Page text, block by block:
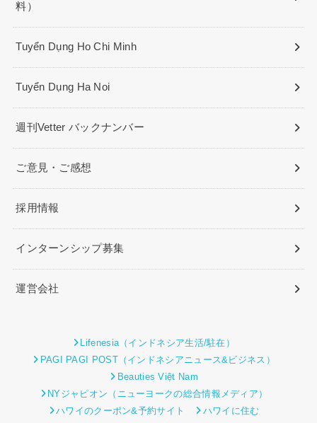
料）
Tuyển Dụng Ho Chi Minh
Tuyển Dụng Ha Noi
週刊Vetter バックナンバー
ご意見・ご感想
採用情報
インターンシップ募集
運営会社
Lifenesia（インドネシア生活/駐在）
PAGI PAGI POST（インドネシアニュース&ビジネス）
Beauties Việt Nam
NYジャピオン（ニューヨークの総合情報メディア）
ハワイのクーポン&予約サイト
ハワイに住む